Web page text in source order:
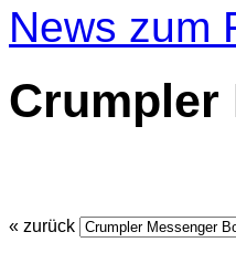
News zum
Crumpler
« zurück